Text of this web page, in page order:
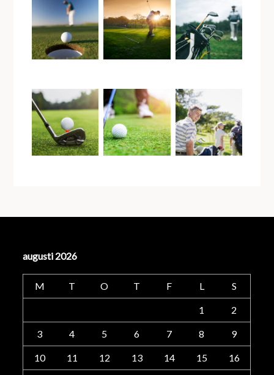
augusti 2026
M T O T F L S
1 2
3 4 5 6 7 8 9
10 11 12 13 14 15 16